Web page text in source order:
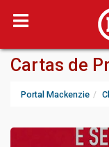
Cartas de
Portal Mackenzie